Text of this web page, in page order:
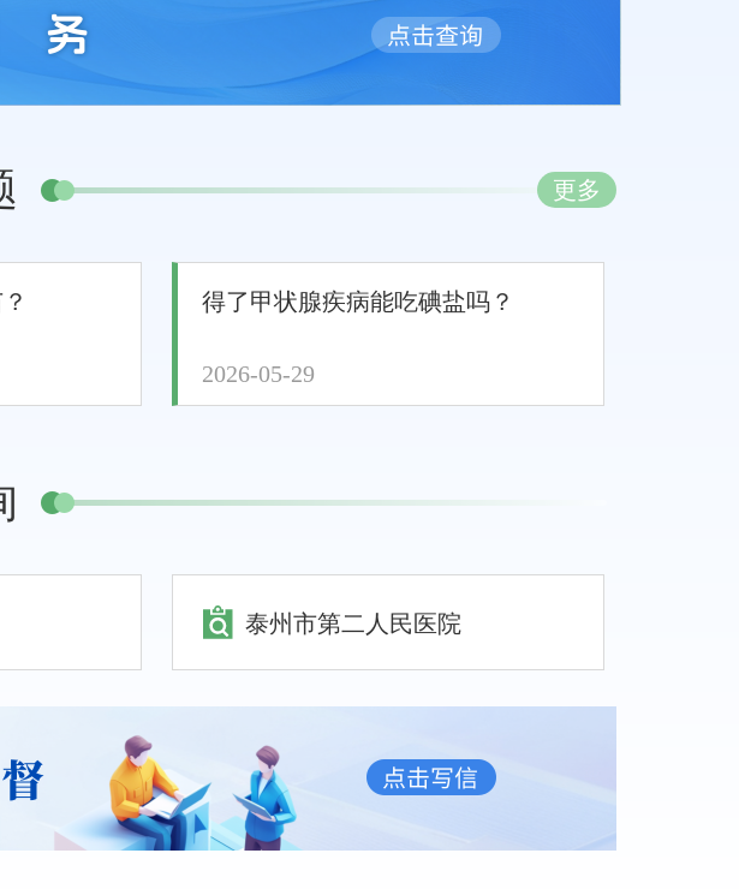
更多
得了甲状腺疾病能吃碘盐吗？
2026-05-29
泰州市第二人民医院